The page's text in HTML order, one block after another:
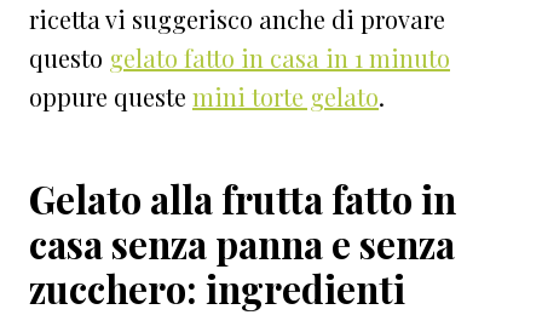
ricetta vi suggerisco anche di provare
questo gelato fatto in casa in 1 minuto
oppure queste mini torte gelato.
Gelato alla frutta fatto in
casa senza panna e senza
zucchero: ingredienti